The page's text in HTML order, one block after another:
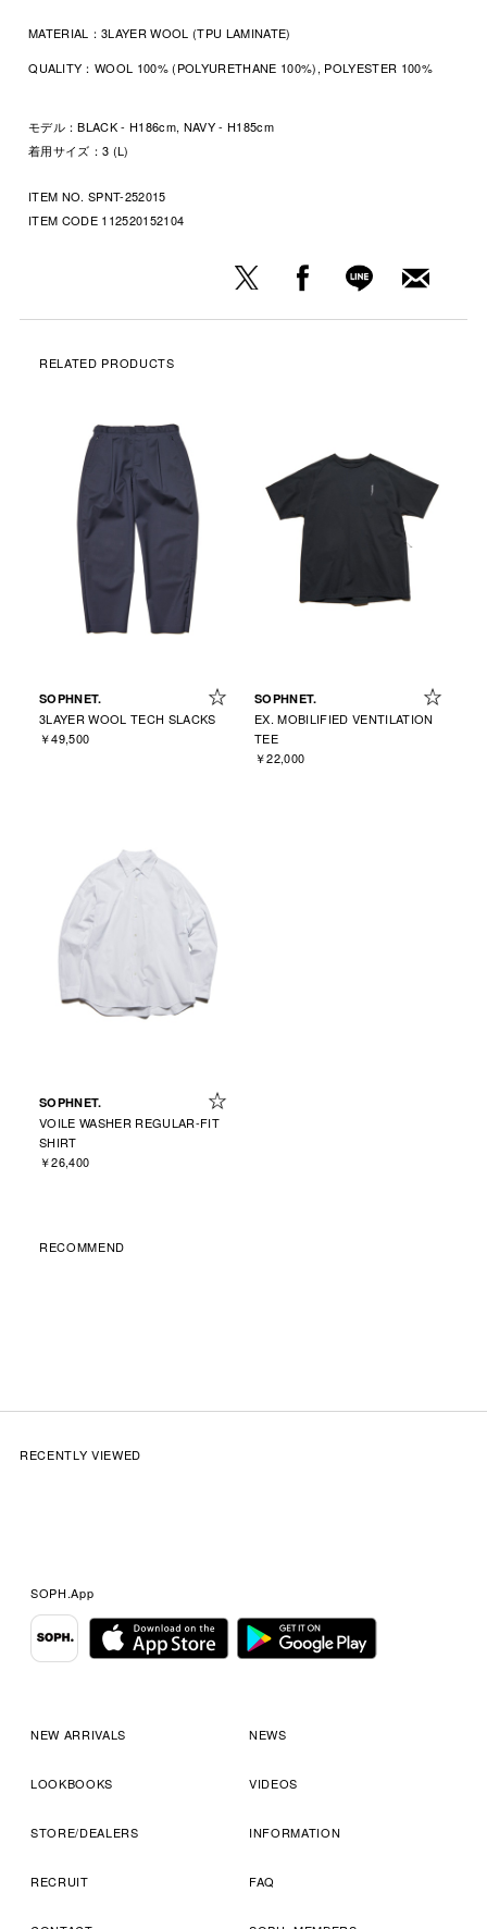
MATERIAL： 3LAYER WOOL (TPU LAMINATE)
QUALITY： WOOL 100% (POLYURETHANE 100%), POLYESTER 100%
モデル：BLACK - H186cm, NAVY - H185cm
着用サイズ：3 (L)
ITEM NO. SPNT-252015
ITEM CODE 112520152104
RELATED PRODUCTS
SOPHNET.
3LAYER WOOL TECH SLACKS
￥49,500
SOPHNET.
EX. MOBILIFIED VENTILATION
TEE
￥22,000
SOPHNET.
VOILE WASHER REGULAR-FIT
SHIRT
￥26,400
RECOMMEND
RECENTLY VIEWED
SOPH.App
NEW ARRIVALS NEWS
LOOKBOOKS VIDEOS
STORE/DEALERS INFORMATION
RECRUIT FAQ